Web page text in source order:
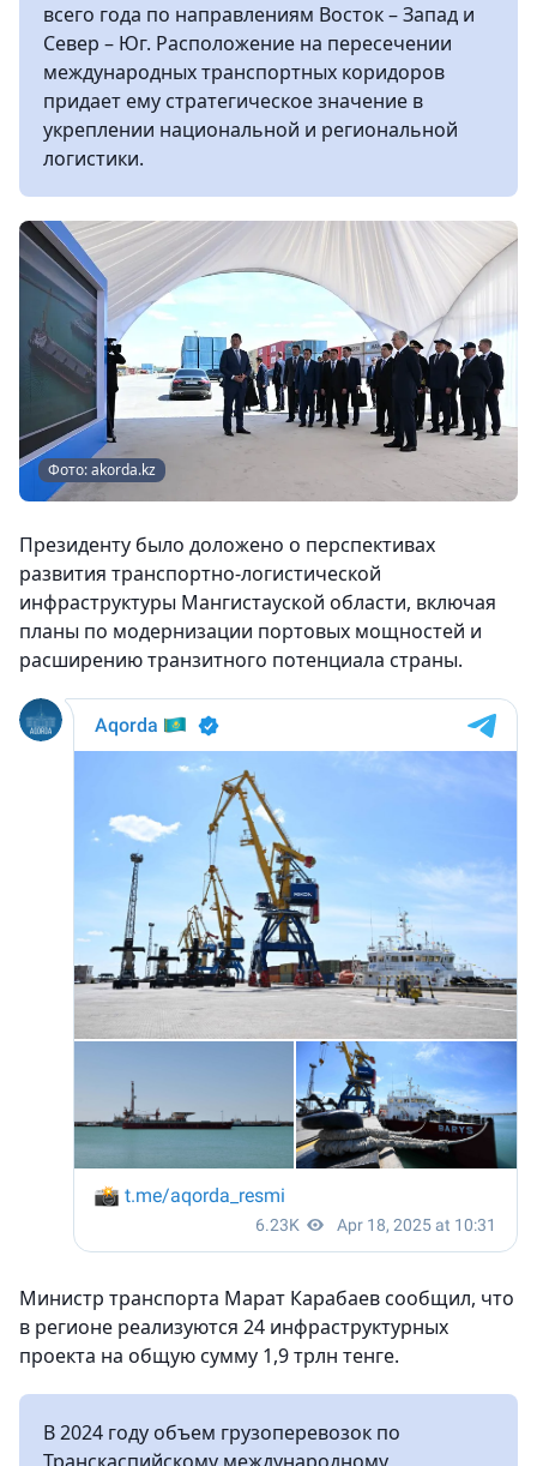
всего года по направлениям Восток – Запад и
Север – Юг. Расположение на пересечении
международных транспортных коридоров
придает ему стратегическое значение в
укреплении национальной и региональной
логистики.
Фото: akorda.kz
Президенту было доложено о перспективах
развития транспортно-логистической
инфраструктуры Мангистауской области, включая
планы по модернизации портовых мощностей и
расширению транзитного потенциала страны.
Министр транспорта Марат Карабаев сообщил, что
в регионе реализуются 24 инфраструктурных
проекта на общую сумму 1,9 трлн тенге.
В 2024 году объем грузоперевозок по